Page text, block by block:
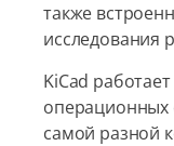
также
исследования
KiCad
операционных
самой разной